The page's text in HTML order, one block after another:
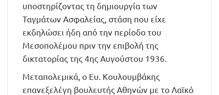
υποστηρίζοντας τη δημιουργία των
Ταγμάτων Ασφαλείας, στάση που είχε
εκδηλώσει ήδη από την περίοδο του
Μεσοπολέμου πριν την επιβολή της
δικτατορίας της 4ης Αυγούστου 1936.
Μεταπολεμικά, ο Ευ. Κουλουμβάκης
επανεξελέγη βουλευτής Αθηνών με το Λαϊκό